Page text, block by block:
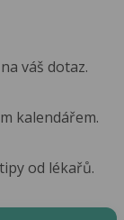
váš dotaz.
kalendářem.
od lékařů.